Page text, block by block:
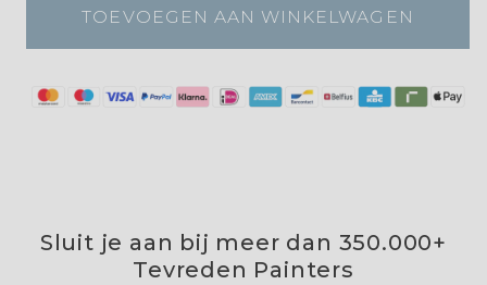
TOEVOEGEN AAN WINKELWAGEN
Sluit je aan bij meer dan 350.000+
Tevreden Painters